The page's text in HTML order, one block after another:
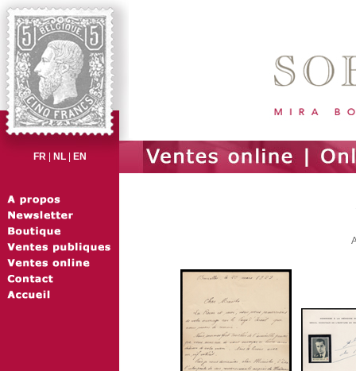
FR| NL| EN